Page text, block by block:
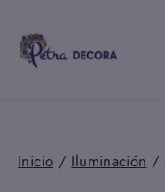
contenido
Inicio / Iluminación /